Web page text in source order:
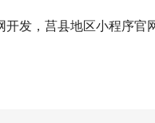
开发，莒县地区小程序官